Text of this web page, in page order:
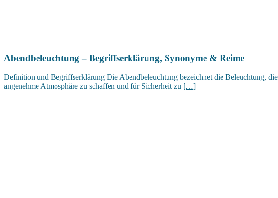
Abendbeleuchtung – Begriffserklärung, Synonyme & Reime
Definition und Begriffserklärung Die Abendbeleuchtung bezeichnet die Beleuchtung,
angenehme Atmosphäre zu schaffen und für Sicherheit zu […]